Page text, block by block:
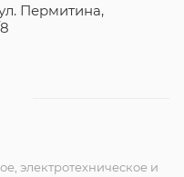
Пермитина,
электротехническое и